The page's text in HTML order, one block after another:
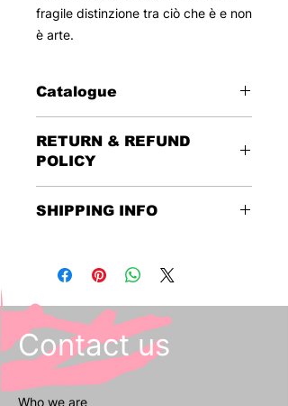
fragile distinzione tra ciò che è e non
è arte.
Catalogue
Disegno - Pennarello su carta
19,2 x 27,2
RETURN & REFUND
POLICY
returns or refunds.
SHIPPING INFO
Contact us
Who we are